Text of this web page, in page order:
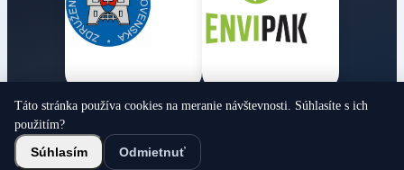
Obecné noviny
© 2026 Všetky práva vyhradené
Táto stránka používa cookies na meranie návštevnosti. Súhlasíte s ich
použitím?
Súhlasím Odmietnuť